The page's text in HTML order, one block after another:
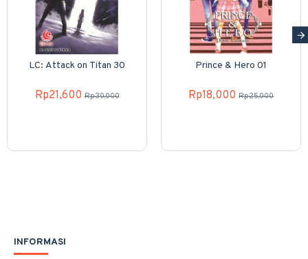
LC: Attack on Titan 30
Rp21,600 Rp30,000
Prince & Hero 01
Rp18,000 Rp25,000
INFORMASI